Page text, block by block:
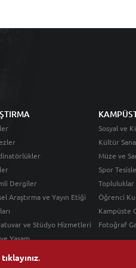
tıklayınız.
Dergiler
Araştırma ve Yayın Etiği
ve Stüdyo Hizmetleri
Yaşam
Sosyal ve
Kültür
Müze ve
Spor
Topluluklar
Öğrenci
Kampüste
Fotoğraf